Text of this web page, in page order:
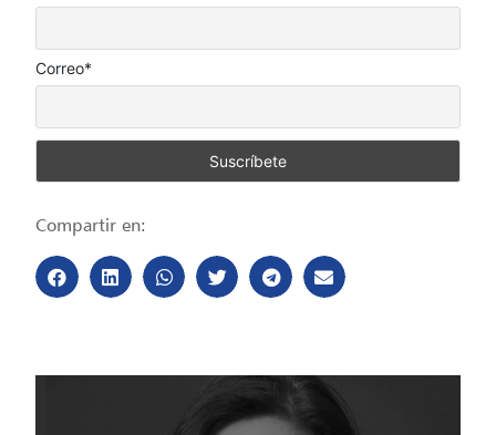
Correo*
Compartir en: